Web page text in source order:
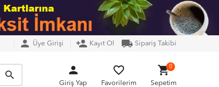
person Üye Girişi person_add Kayıt Ol local_shipping Sipariş Takibi
search person
Giriş Yap
favorite_border
Favorilerim
shopping_cart0
Sepetim